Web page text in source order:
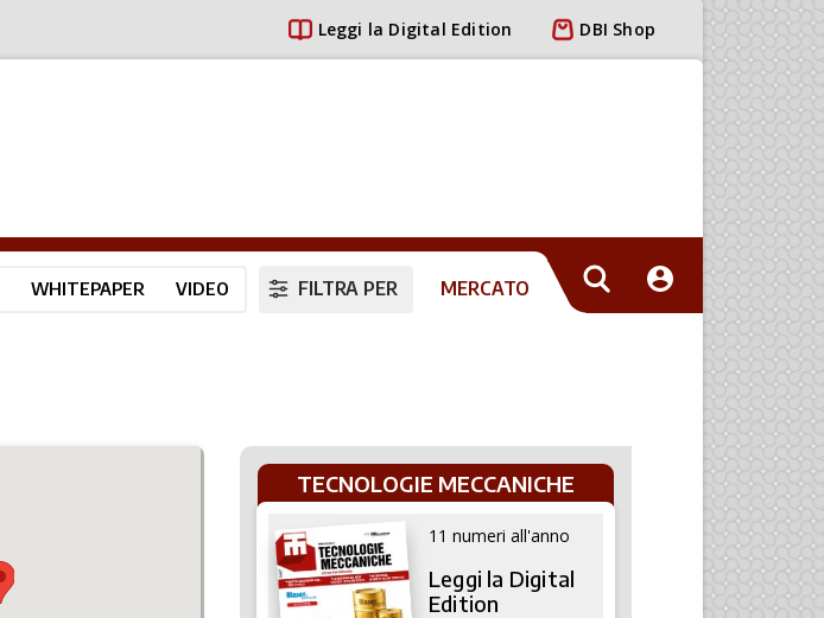
Leggi la Digital Edition DBI Shop
WHITEPAPER VIDEO FILTRA PER MERCATO
TECNOLOGIE MECCANICHE
11 numeri all'anno
Leggi la Digital
Edition